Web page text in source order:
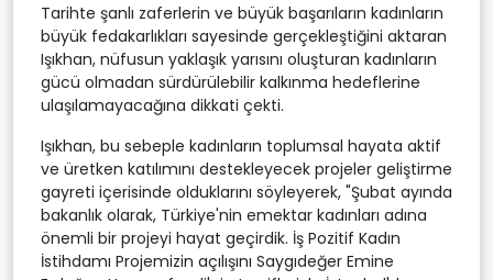
Tarihte şanlı zaferlerin ve büyük başarıların kadınların
büyük fedakarlıkları sayesinde gerçekleştiğini aktaran
Işıkhan, nüfusun yaklaşık yarısını oluşturan kadınların
gücü olmadan sürdürülebilir kalkınma hedeflerine
ulaşılamayacağına dikkati çekti.
Işıkhan, bu sebeple kadınların toplumsal hayata aktif
ve üretken katılımını destekleyecek projeler geliştirme
gayreti içerisinde olduklarını söyleyerek, "Şubat ayında
bakanlık olarak, Türkiye'nin emektar kadınları adına
önemli bir projeyi hayat geçirdik. İş Pozitif Kadın
İstihdamı Projemizin açılışını Saygıdeğer Emine